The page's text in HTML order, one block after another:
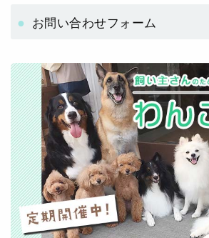
お問い合わせフォーム